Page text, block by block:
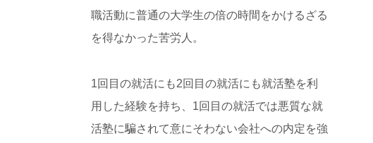
職活動に普通の大学生の倍の時間をかけるざる
を得なかった苦労人。
1回目の就活にも2回目の就活にも就活塾を利
用した経験を持ち、1回目の就活では悪質な就
活塾に騙されて意にそわない会社への内定を強